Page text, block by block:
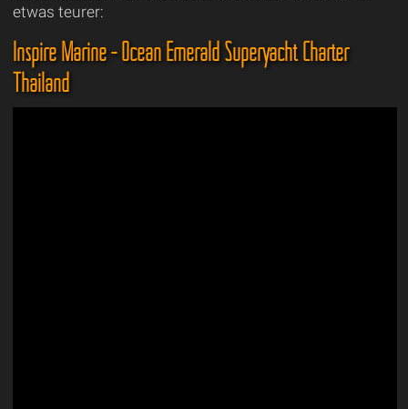
etwas teurer:
Inspire Marine - Ocean Emerald Superyacht Charter
Thailand